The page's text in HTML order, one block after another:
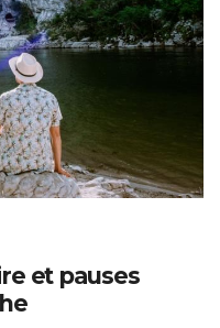
et pauses